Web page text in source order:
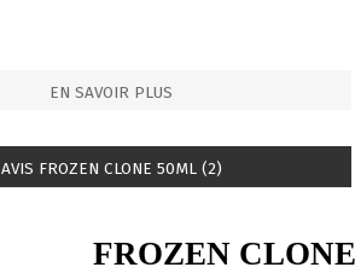
EN SAVOIR PLUS
AVIS FROZEN CLONE 50ML (2)
FROZEN